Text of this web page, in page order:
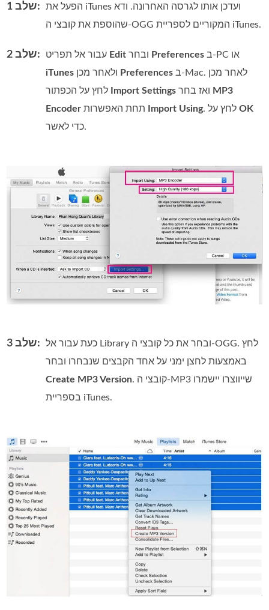
שלב 1:
הפעל את iTunes ועדכן אותו לגרסה האחרונה. ודא
שהוספת את קובצי ה‑OGG המקוריים לספריית iTunes.
שלב 2: Edit Preferences
ב‑PC או
iTunes
Preferences
Import Settings
MP3
Encoder
Import Using . לחץ עלOK
כדי לאשר.
שלב 3:
כעת עבור אל Library ובחר את כל קובצי ה‑OGG. לחץ
באמצעות לחצן ימני על אחד הקבצים שנבחרו ובחר
Create MP3 Version. קובצי ה‑MP3 שייווצרו יישמרו
בספריית iTunes.